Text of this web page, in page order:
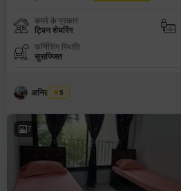
कमरे के प्रकार
ट्विन शेयरिंग
फर्निशिंग स्थिति
सुसज्जित
अनिल कांबळे
5
7